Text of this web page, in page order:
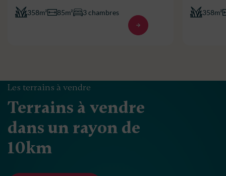
358m² 85m² 3 chambres 358m²
Les terrains à vendre
Terrains à vendre
dans un rayon de
10km